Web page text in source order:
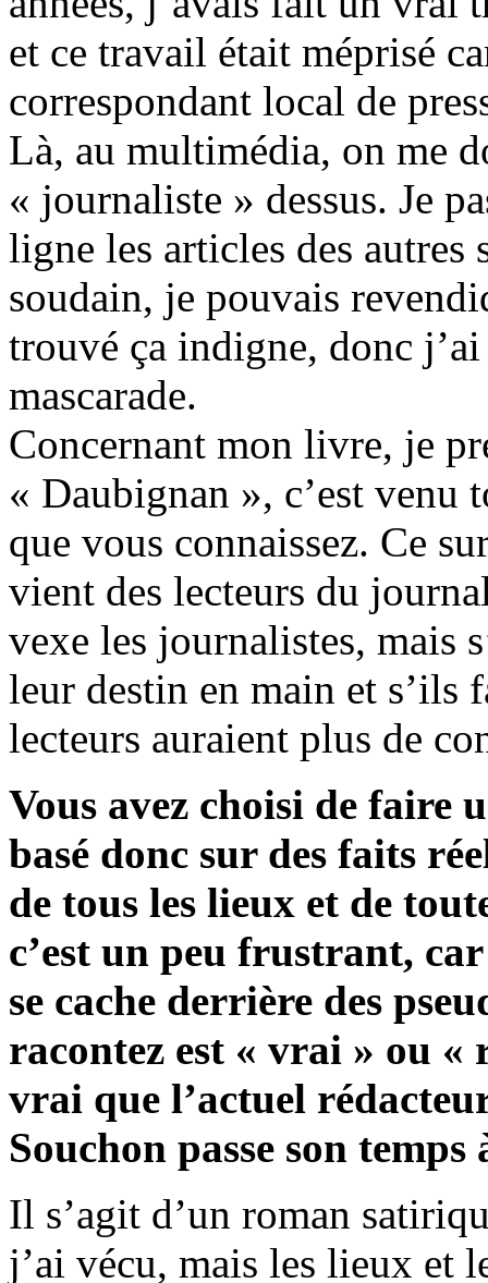
et ce travail était méprisé
correspondant local de
Là, au multimédia, on me
« journaliste » dessus. Je
ligne les articles des autres
soudain, je pouvais
trouvé ça indigne, donc
mascarade.
Concernant mon livre, je
« Daubignan », c’est venu
que vous connaissez. Ce
vient des lecteurs du
vexe les journalistes, mais
leur destin en main et s’ils
lecteurs auraient plus de
Vous avez choisi de faire
basé donc sur des faits
de tous les lieux et de
c’est un peu frustrant,
se cache derrière des
racontez est « vrai » ou «
vrai que l’actuel
Souchon passe son
Il s’agit d’un roman
j’ai vécu, mais les lieux et